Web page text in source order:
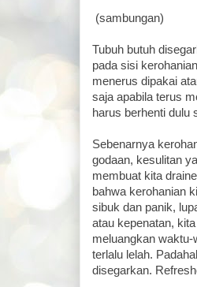
(sambungan)
Tubuh butuh
pada sisi
menerus dipakai
saja apabila terus
harus berhenti dulu
Sebenarnya
godaan, kesulitan
membuat kita
bahwa kerohanian
sibuk dan panik,
atau kepenatan,
meluangkan
terlalu lelah.
disegarkan.